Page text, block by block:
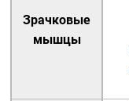
Зрачковые
мышцы